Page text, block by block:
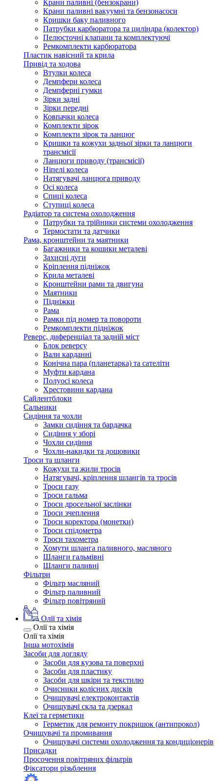
Крани паливні (бензокрани)
Крани паливні вакуумні та бензонасоси
Кришки баку паливного
Патрубки карбюратора та циліндра (колектор)
Пелюсточні клапани та комплектуючі
Ремкомплекти карбюратора
Пластик навісний та крила
Привід та ходова
Втулки колеса
Демпфери колеса
Демпферні гумки
Зірки задні
Зірки передні
Ковпачки колеса
Комплекти зірок
Комплекти зірок та ланцюг
Кришки та кожухи задньої зірки та ланцюги
трансмісії
Ланцюги приводу (трансмісії)
Ніпелі колеса
Натягувачі ланцюга приводу
Осі колеса
Спиці колеса
Ступиці колеса
Радіатор та система охолодження
Патрубки та трійники системи охолодження
Термостати та датчики
Рама, кронштейни та маятники
Багажники та кошики металеві
Захисні дуги
Кріплення підніжок
Крила металеві
Кронштейни рами та двигуна
Маятники
Підніжки
Рама
Рамки під номер та повороти
Ремкомплекти підніжок
Реверс, диференціал та задній міст
Блок реверсу
Вали карданні
Конічна пара (планетарка) та сателіти
Муфти кардана
Полуосі колеса
Хрестовини кардана
Сайлентблоки
Сальники
Сидіння та чохли
Замки сидіння та бардачка
Сидіння у зборі
Чохли сидіння
Чохли-накидки та дощовики
Троси та шланги
Кожухи та жили тросів
Натягувачі, кріплення шлангів та тросів
Троси газу
Троси гальма
Троси дросельної заслінки
Троси зчеплення
Троси коректора (монетки)
Троси спідометра
Троси тахометра
Хомути шланга паливного, масляного
Шланги гальмівні
Шланги паливні
Фільтри
Фільтр масляний
Фільтр паливний
Фільтр повітряний
Олії та хімія
Олії та хімія
Олії та хімія
Інша мотохімія
Засоби для догляду
Засоби для кузова та поверхні
Засоби для пластику
Засоби для шкіри та текстилю
Очисники колісних дисків
Очищувачі електроконтактів
Очищувачі скла та дзеркал
Клеї та герметики
Герметик для ремонту покришок (антипрокол)
Очищувачі та промивання
Очищувачі системи охолодження та кондиціонерів
Присадки
Просочення повітряних фільтрів
Фіксатори різьблення